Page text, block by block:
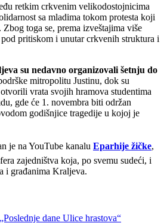
retkim crkvenim velikodostojnicima
sa mladima tokom protesta koji
toga se, prema izveštajima više
pritiskom i unutar crkvenih struktura i
su nedavno organizovali šetnju do
mitropolitu Justinu, dok su
vrata svojih hramova studentima
gde će 1. novembra biti održan
godišnjice tragedije u kojoj je
je na YouTube kanalu Eparhije žičke,
zajedništva koja, po svemu sudeći, i
i građanima Kraljeva.